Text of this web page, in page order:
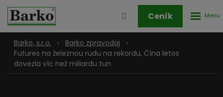
Přihlášení
zóny
Ceník
Barko, s.r.o.
Barko zpravodaj
Futures na železnou rudu na rekordu, Čína letos
dovezla víc než miliardu tun